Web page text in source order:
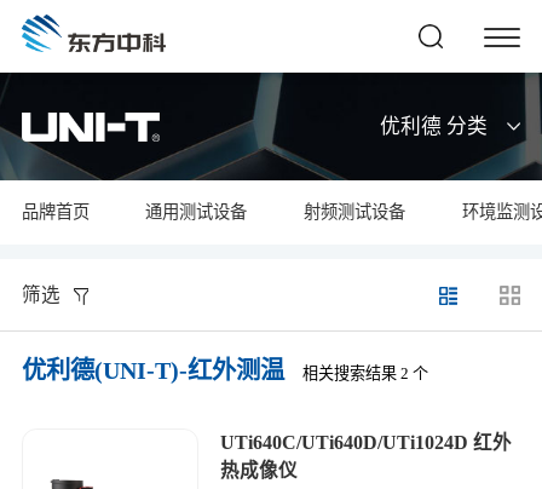
优利德 分类
品牌首页 通用测试设备 射频测试设备 环境监测
筛选
优利德(UNI-T)-红外测温 相关搜索结果 2 个
UTi640C/UTi640D/UTi1024D 红外
热成像仪